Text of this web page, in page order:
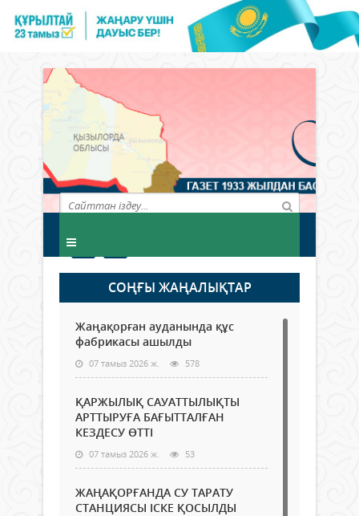
СОҢҒЫ ЖАҢАЛЫҚТАР
Жаңақорған ауданында құс
фабрикасы ашылды
07 тамыз 2026 ж. 578
ҚАРЖЫЛЫҚ САУАТТЫЛЫҚТЫ
АРТТЫРУҒА БАҒЫТТАЛҒАН
КЕЗДЕСУ ӨТТІ
07 тамыз 2026 ж. 53
ЖАҢАҚОРҒАНДА СУ ТАРАТУ
СТАНЦИЯСЫ ІСКЕ ҚОСЫЛДЫ